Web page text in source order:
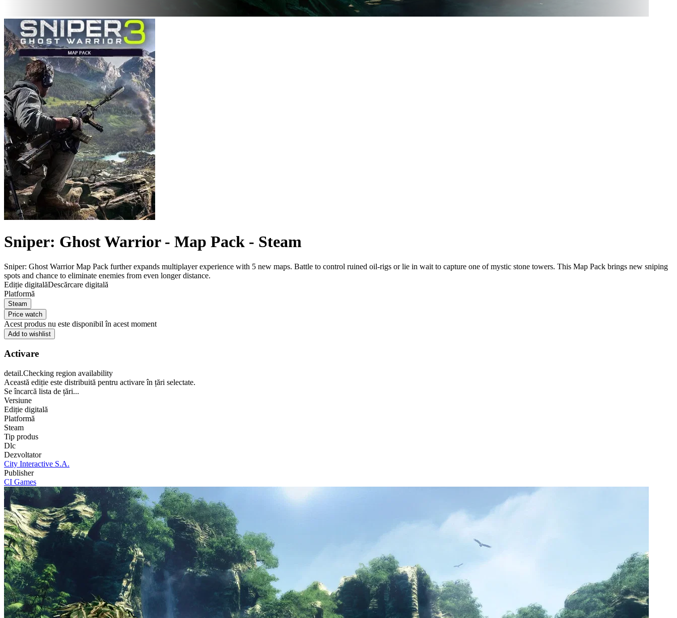
Sniper: Ghost Warrior - Map Pack - Steam
Sniper: Ghost Warrior Map Pack further expands multiplayer experience with 5 new maps. Battle to control ruined oil-rigs or lie in wait to capture one of mystic stone towers. This Map Pack brings new sniping
spots and chance to eliminate enemies from even longer distance.
Ediție digitalăDescărcare digitală
Platformă
Steam
Price watch
Acest produs nu este disponibil în acest moment
Add to wishlist
Activare
detail.Checking region availability
Această ediție este distribuită pentru activare în țări selectate.
Se încarcă lista de țări...
Versiune
Ediție digitală
Platformă
Steam
Tip produs
Dlc
Dezvoltator
City Interactive S.A.
Publisher
CI Games